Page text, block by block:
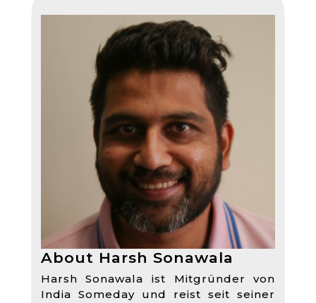
About Harsh Sonawala
Harsh Sonawala ist Mitgründer von
India Someday und reist seit seiner